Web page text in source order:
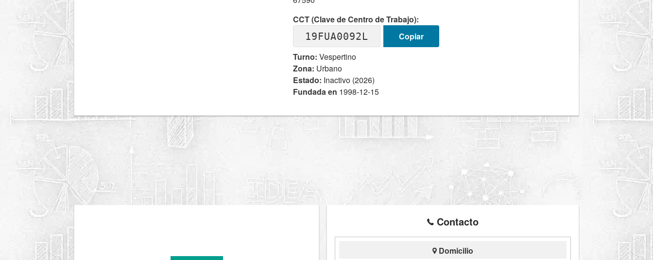
CCT (Clave de Centro de Trabajo):
19FUA0092L
Copiar
Turno: Vespertino
Zona: Urbano
Estado: Inactivo (2026)
Fundada en 1998-12-15
Contacto
Domicilio